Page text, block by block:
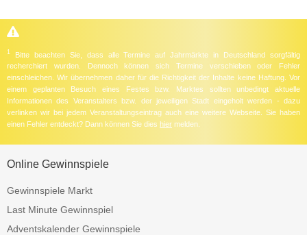
1
Bitte beachten Sie, dass alle Termine auf Jahrmärkte in Deutschland sorgfältig
recherchiert wurden. Dennoch können sich Termine verschieben oder Fehler
einschleichen. Wir übernehmen daher für die Richtigkeit der Inhalte keine Haftung. Vor
einem geplanten Besuch eines Festes bzw. Marktes sollten unbedingt aktuelle
Informationen des Veranstalters bzw. der jeweiligen Stadt eingeholt werden - dazu
verlinken wir bei jedem Veranstaltungseintrag auch eine weitere Webseite. Sie haben
einen Fehler entdeckt? Dann können Sie dies hier melden.
Online Gewinnspiele
Gewinnspiele Markt
Last Minute Gewinnspiel
Adventskalender Gewinnspiele